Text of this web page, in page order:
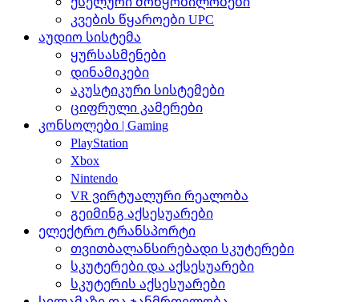
კვების წყაროები UPC
აუდიო სისტემა
ყურსასმენები
დინამიკები
აკუსტიკური სისტემები
ციფრული კამერები
კონსოლები | Gaming
PlayStation
Xbox
Nintendo
VR ვირტუალური რეალობა
გეიმინგ აქსესუარები
ელექტრო ტრანსპორტი
თვითბალანსირებადი სკუტერები
სკუტერები და აქსესუარები
სკუტერის აქსესუარები